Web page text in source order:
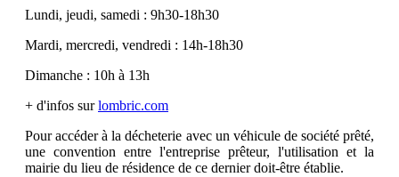
Lundi, jeudi, samedi : 9h30-18h30
Mardi, mercredi, vendredi : 14h-18h30
Dimanche : 10h à 13h
+ d'infos surlombric.com
Pour accéder à la décheterie avec un véhicule de société prêté,
une convention entre l'entreprise prêteur, l'utilisation et la
mairie du lieu de résidence de ce dernier doit-être établie.